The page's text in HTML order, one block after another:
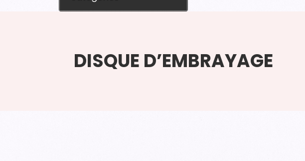
DISQUE D’EMBRAYAGE